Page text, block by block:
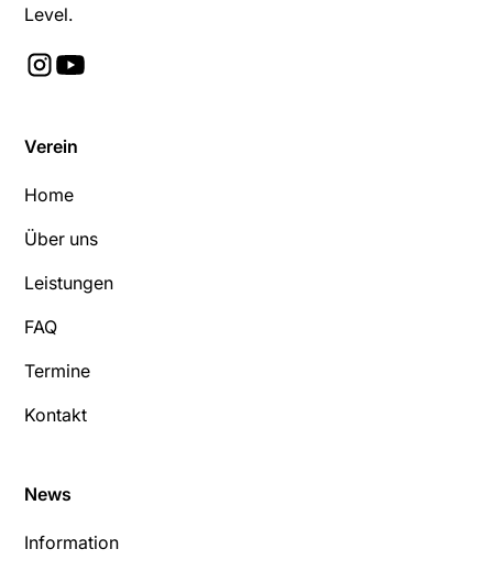
Level.
Verein
Home
Über uns
Leistungen
FAQ
Termine
Kontakt
News
Information